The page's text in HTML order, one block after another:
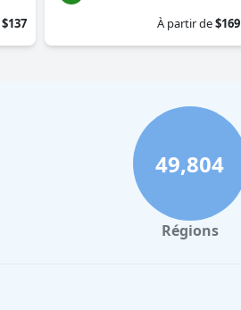
$137
À partir de$169
49,804
Régions